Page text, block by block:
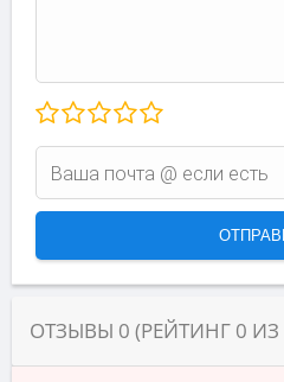
ОТЗЫВЫ 0 (РЕЙТИНГ 0 ИЗ